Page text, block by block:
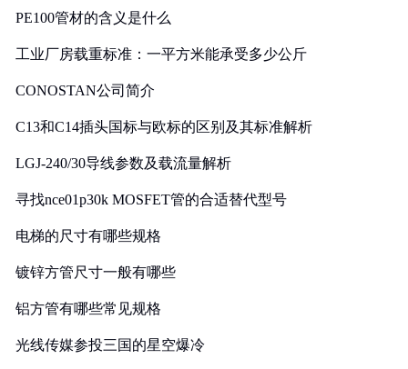
PE100管材的含义是什么
工业厂房载重标准：一平方米能承受多少公斤
CONOSTAN公司简介
C13和C14插头国标与欧标的区别及其标准解析
LGJ-240/30导线参数及载流量解析
寻找nce01p30k MOSFET管的合适替代型号
电梯的尺寸有哪些规格
镀锌方管尺寸一般有哪些
铝方管有哪些常见规格
光线传媒参投三国的星空爆冷